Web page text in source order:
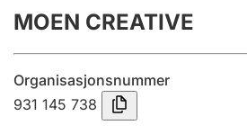
Årsregnskap
Innsending og forsinkelsesgebyr
Tinglysing
MOEN CREATIVE
Organisasjonsnummer
931 145 738